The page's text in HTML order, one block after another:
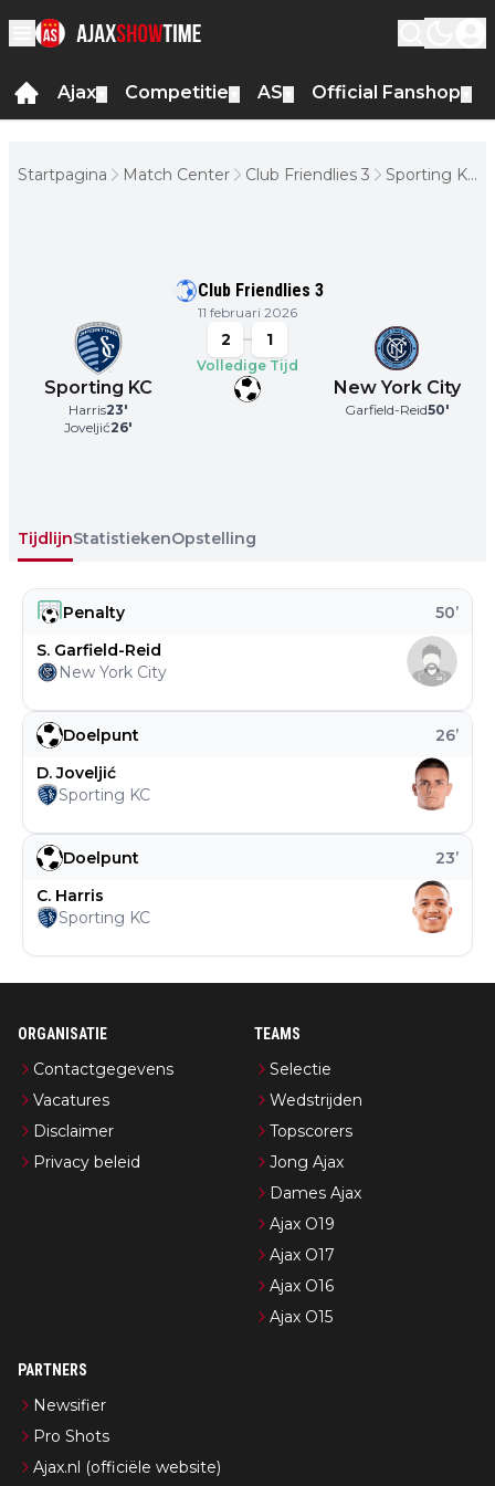
Ajax Competitie AS Official Fanshop
Startpagina Match Center Club Friendlies 3
Sporting KC
Club Friendlies 3
11 februari 2026
Sporting KC
Harris23'
Joveljić26'
2 1
Volledige Tijd
New York City
Garfield-Reid50'
TijdlijnStatistiekenOpstelling
Doelpunt 23’
C. Harris
Sporting KC
Doelpunt 26’
D. Joveljić
Sporting KC
Penalty 50’
S. Garfield-Reid
New York City
ORGANISATIE
Contactgegevens
Vacatures
Disclaimer
Privacy beleid
TEAMS
Selectie
Wedstrijden
Topscorers
Jong Ajax
Dames Ajax
Ajax O19
Ajax O17
Ajax O16
Ajax O15
PARTNERS
Newsifier
Pro Shots
Ajax.nl (officiële website)